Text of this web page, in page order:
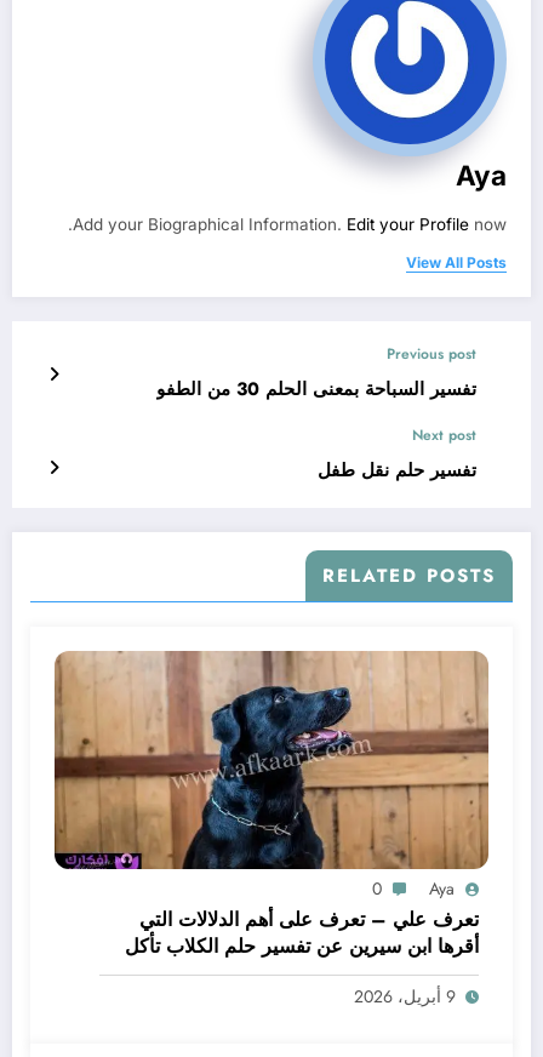
Aya
Add your Biographical Information. Edit your Profile now.
View All Posts
Previous post
تفسير السباحة بمعنى الحلم 30 من الطفو
Next post
تفسير حلم نقل طفل
RELATED POSTS
Aya
0
تعرف علي – تعرف على أهم الدلالات التي
أقرها ابن سيرين عن تفسير حلم الكلاب تأكل
لحم – بالتفصيل
9 أبريل، 2026